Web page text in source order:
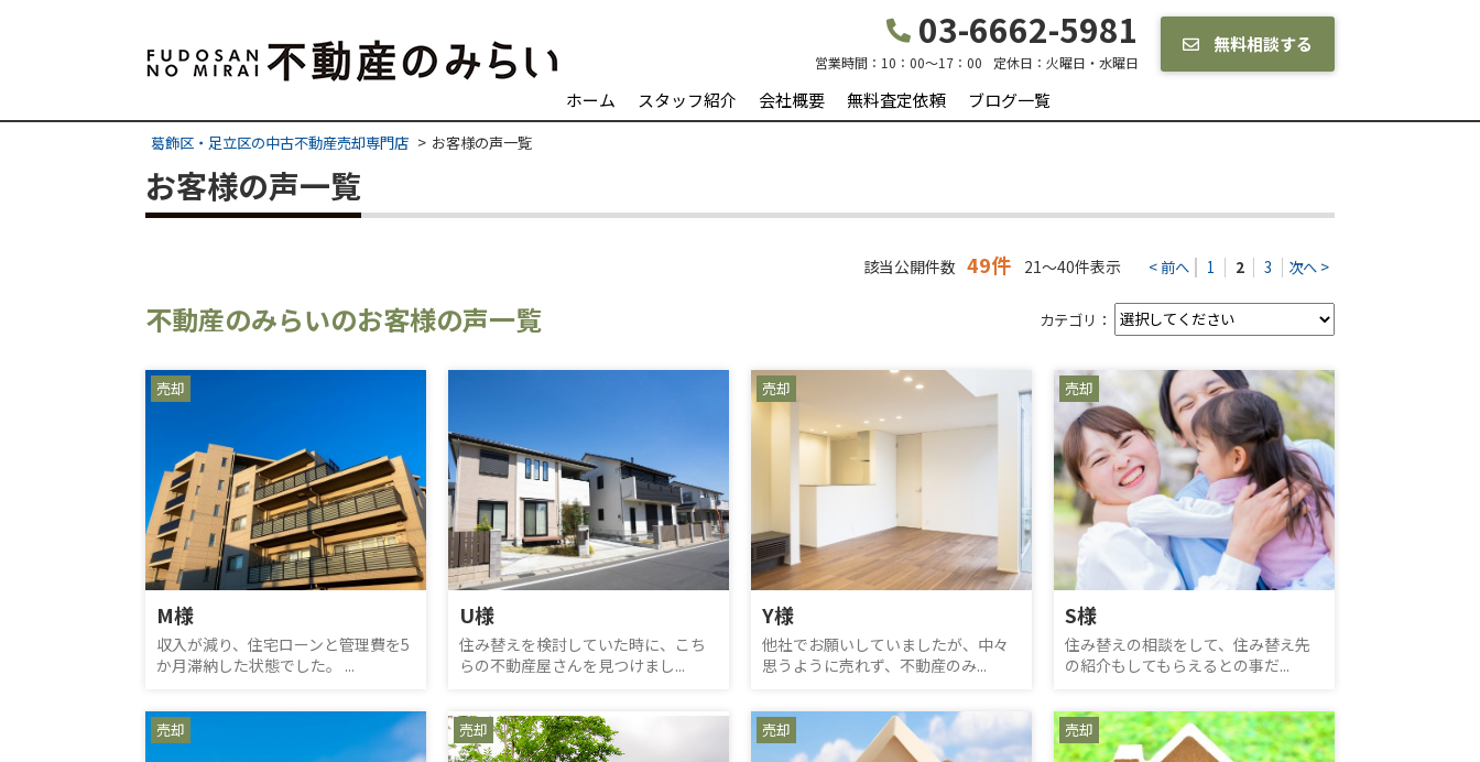
03-6662-5981
営業時間： 10：00～17：00 定休日： 火曜日・水曜日
無料相談する
ホーム スタッフ紹介 会社概要 無料査定依頼 ブログ一覧
葛飾区・足立区の中古不動産売却専門店 お客様の声一覧
お客様の声一覧
該当公開件数 49件 21～40件表示 < 前へ 1 2 3 次へ >
不動産のみらいのお客様の声一覧 カテゴリ：
売却
M様
収入が減り、住宅ローンと管理費を5
か月滞納した状態でした。 ...
U様
住み替えを検討していた時に、こち
らの不動産屋さんを見つけまし...
売却
Y様
他社でお願いしていましたが、中々
思うように売れず、不動産のみ...
売却
S様
住み替えの相談をして、住み替え先
の紹介もしてもらえるとの事だ...
売却 売却 売却 売却